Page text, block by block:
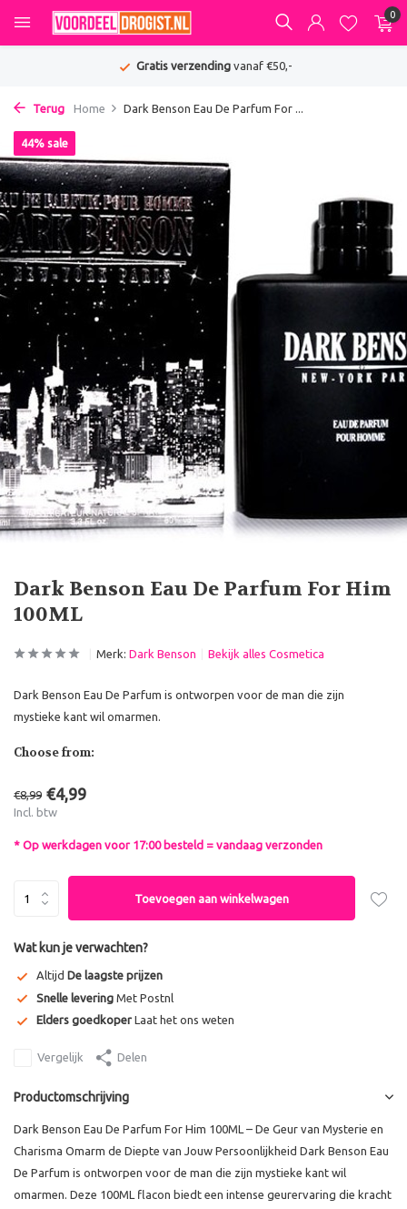
0
Gratis verzendingvanaf €50,-
Terug Home Dark Benson Eau De Parfum For ...
Dark Benson Eau De Parfum For Him
100ML
44% sale
Merk: Dark Benson Bekijk alles Cosmetica
Dark Benson Eau De Parfum is ontworpen voor de man die zijn
mystieke kant wil omarmen.
Choose from:
€8,99 €4,99
Incl. btw
* Op werkdagen voor 17:00 besteld = vandaag verzonden
Toevoegen aan winkelwagen
Wat kun je verwachten?
Altijd De laagste prijzen
Snelle levering Met Postnl
Elders goedkoper Laat het ons weten
Vergelijk Delen
Productomschrijving
Dark Benson Eau De Parfum For Him 100ML – De Geur van Mysterie en
Charisma Omarm de Diepte van Jouw Persoonlijkheid Dark Benson Eau
De Parfum is ontworpen voor de man die zijn mystieke kant wil
omarmen. Deze 100ML flacon biedt een intense geurervaring die kracht